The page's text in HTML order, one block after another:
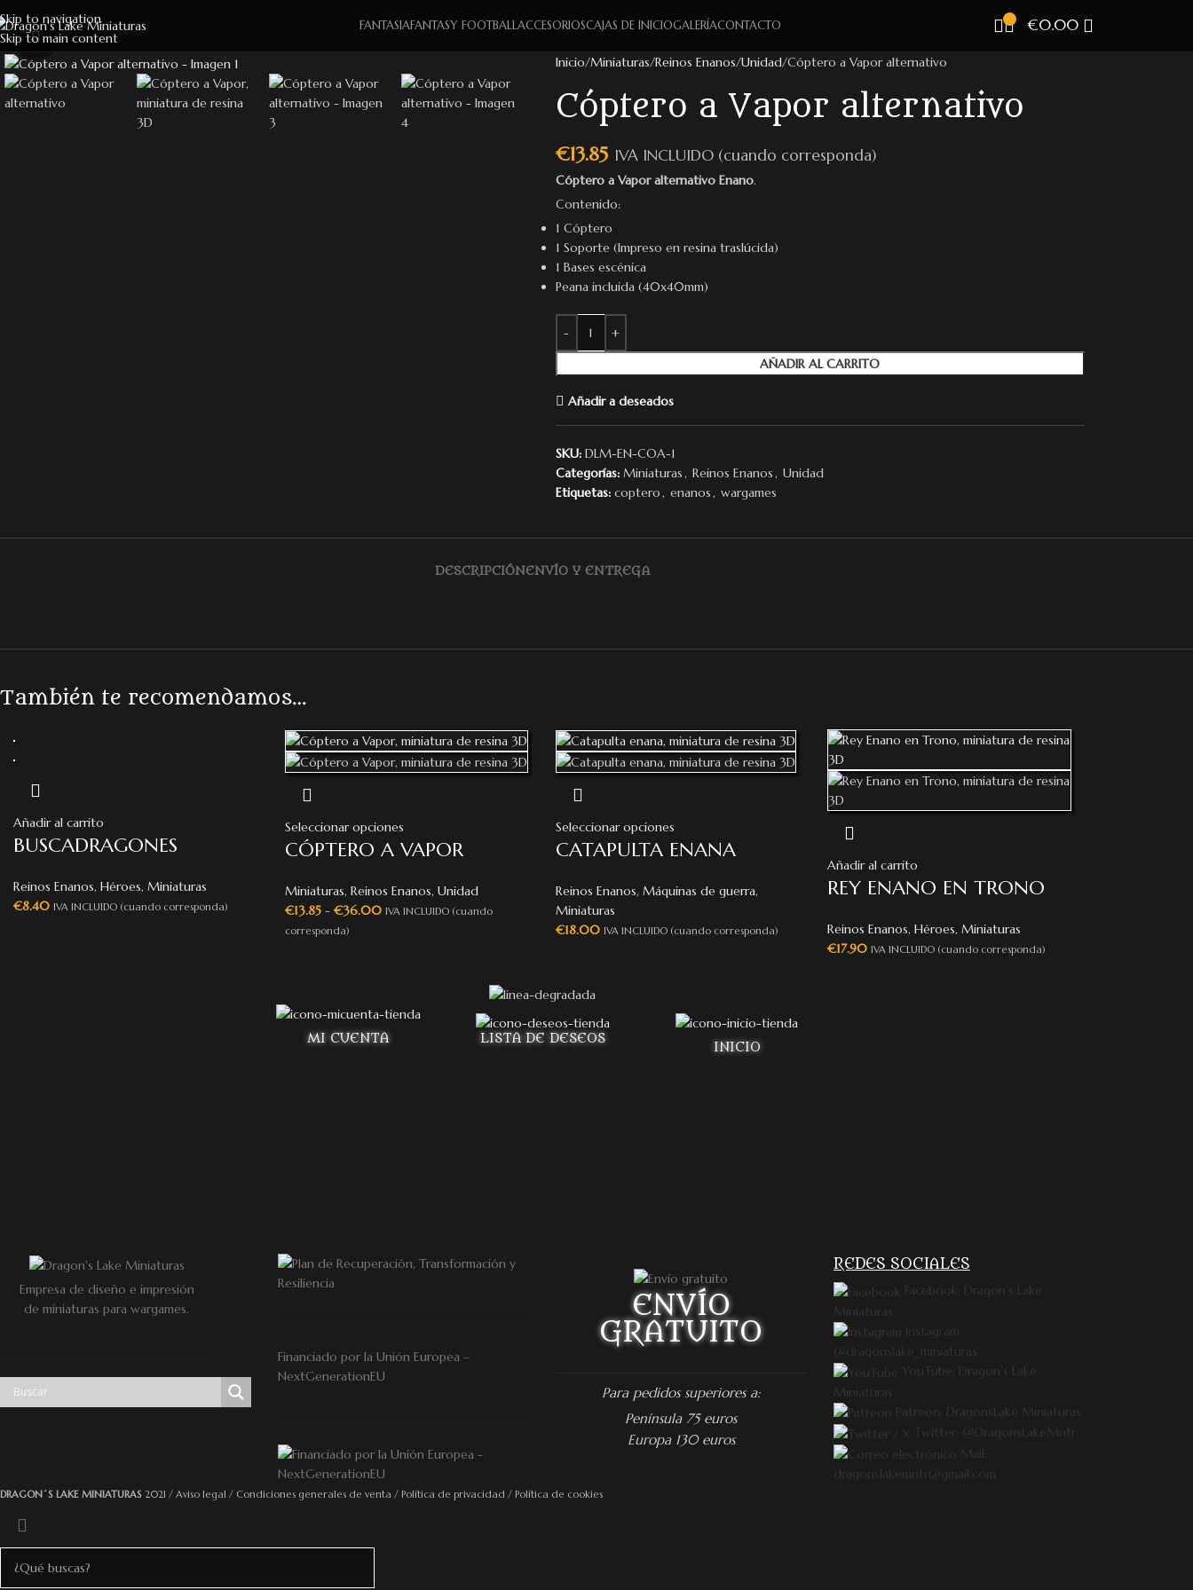
Skip to navigation
Skip to main content
FANTASIAFANTASY FOOTBALLACCESORIOSCAJAS DE INICIOGALERÍACONTACTO €0.00
Click to enlarge
Inicio Miniaturas Reinos Enanos Unidad Cóptero a Vapor alternativo
Cóptero a Vapor alternativo
€13.85 IVA INCLUIDO (cuando corresponda)
Cóptero a Vapor alternativo Enano.
Contenido:
1 Cóptero
1 Soporte (Impreso en resina traslúcida)
1 Bases escénica
Peana incluida (40x40mm)
AÑADIR AL CARRITO
Añadir a deseados
SKU: DLM-EN-COA-1
Categorías: Miniaturas, Reinos Enanos, Unidad
Etiquetas: coptero, enanos, wargames
DESCRIPCIÓNENVÍO Y ENTREGA
También te recomendamos…
Añadir al carrito
BUSCADRAGONES
Reinos Enanos, Héroes, Miniaturas
€8.40 IVA INCLUIDO (cuando corresponda)
Seleccionar opciones
CÓPTERO A VAPOR
Miniaturas, Reinos Enanos, Unidad
€13.85 - €36.00 IVA INCLUIDO (cuando
corresponda)
Seleccionar opciones
CATAPULTA ENANA
Reinos Enanos, Máquinas de guerra,
Miniaturas
€18.00 IVA INCLUIDO (cuando corresponda)
Añadir al carrito
REY ENANO EN TRONO
Reinos Enanos, Héroes, Miniaturas
€17.90 IVA INCLUIDO (cuando corresponda)
MI CUENTA LISTA DE DESEOS
INICIO
Empresa de diseño e impresión
de miniaturas para wargames.
Financiado por la Unión Europea –
NextGenerationEU
ENVÍO
GRATUITO
Para pedidos superiores a:
Península 75 euros
Europa 130 euros
REDES SOCIALES
Facebook: Dragon's Lake
Miniaturas
Instagram:
@dragonslake_miniaturas
YouTube: Dragon's Lake
Miniaturas
Patreon: DragonsLake Miniaturas
Twitter: @DragonsLakeMntr
Mail:
dragonslakemntr@gmail.com
DRAGON´S LAKE MINIATURAS 2021 / Aviso legal / Condiciones generales de venta / Política de privacidad / Política de cookies